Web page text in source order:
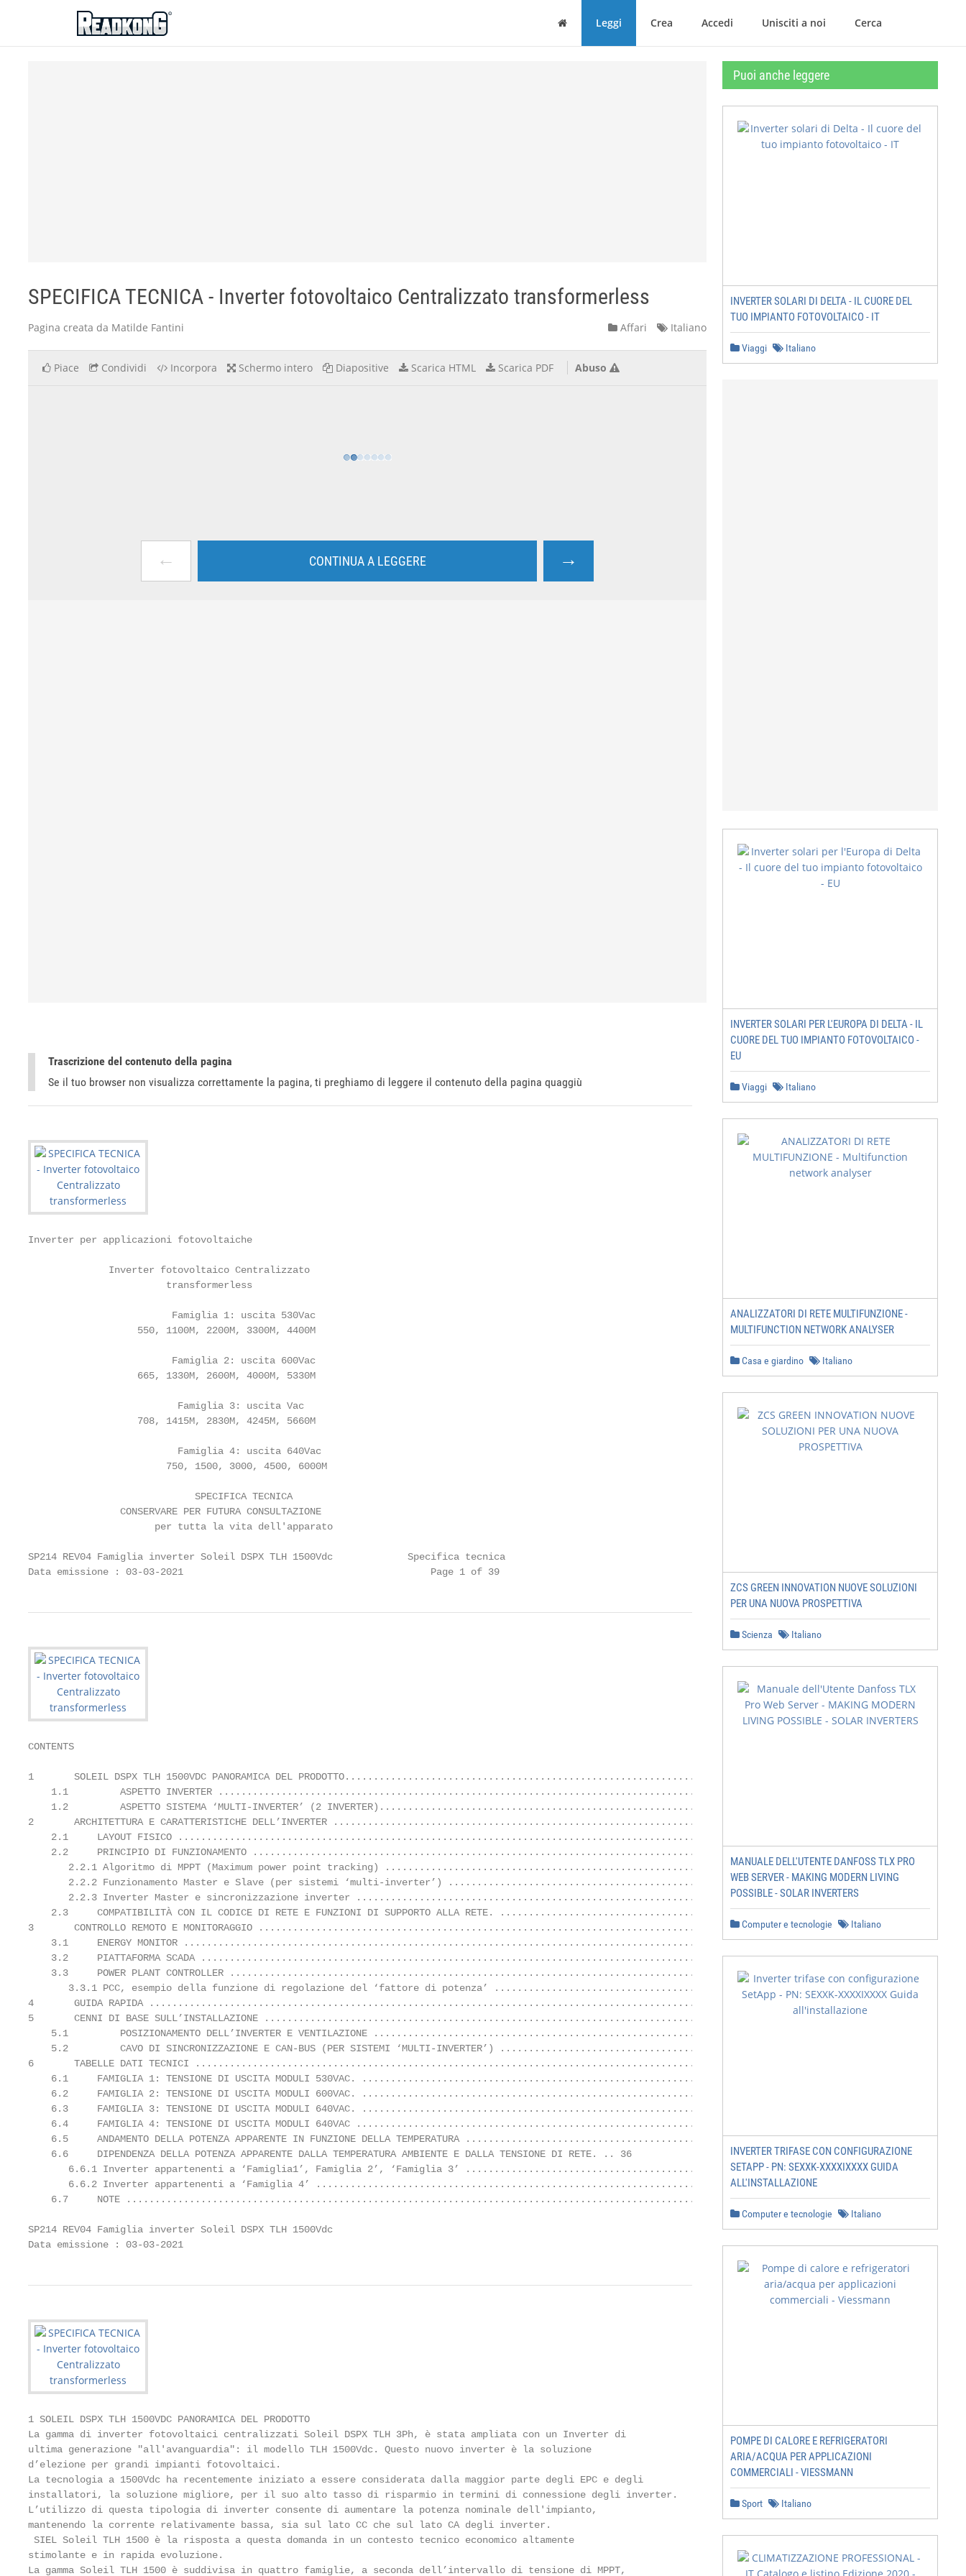
ReadkonG
Home Leggi Crea Accedi Unisciti a noi Cerca
SPECIFICA TECNICA - Inverter fotovoltaico Centralizzato transformerless
Pagina creata da Matilde Fantini Affari Italiano
Piace Condividi Incorpora Schermo intero Diapositive Scarica HTML Scarica PDF Abuso
← CONTINUA A LEGGERE →
Trascrizione del contenuto della pagina
Se il tuo browser non visualizza correttamente la pagina, ti preghiamo di leggere il contenuto della pagina quaggiù
Inverter per applicazioni fotovoltaiche
              Inverter fotovoltaico Centralizzato
                        transformerless
                         Famiglia 1: uscita 530Vac
                   550, 1100M, 2200M, 3300M, 4400M
                         Famiglia 2: uscita 600Vac
                   665, 1330M, 2600M, 4000M, 5330M
                          Famiglia 3: uscita Vac
                   708, 1415M, 2830M, 4245M, 5660M
                          Famiglia 4: uscita 640Vac
                        750, 1500, 3000, 4500, 6000M
                             SPECIFICA TECNICA
                CONSERVARE PER FUTURA CONSULTAZIONE
                      per tutta la vita dell'apparato
SP214 REV04 Famiglia inverter Soleil DSPX TLH 1500Vdc             Specifica tecnica
Data emissione : 03-03-2021                                           Page 1 of 39
CONTENTS
1       SOLEIL DSPX TLH 1500VDC PANORAMICA DEL PRODOTTO................................................................................. 3
1.1         ASPETTO INVERTER
1.2         ASPETTO SISTEMA ‘MULTI-INVERTER’ (2
2       ARCHITETTURA E CARATTERISTICHE DELL’INVERTER .......................................................................................... 6
2.1     LAYOUT FISICO
2.2     PRINCIPIO DI FUNZIONAMENTO
       2.2.1 Algoritmo di MPPT (Maximum power point tracking) ................................................................................ 10
       2.2.2 Funzionamento Master e Slave (per sistemi ‘multi-inverter’) ..................................................................... 10
       2.2.3 Inverter Master e sincronizzazione inverter ................................................................................................ 11
    2.3     COMPATIBILITÀ CON IL CODICE DI RETE E FUNZIONI DI SUPPORTO ALLA RETE. .................................................................... 12
3       CONTROLLO REMOTO E MONITORAGGIO ........................................................................................................ 14
3.1     ENERGY MONITOR
3.2     PIATTAFORMA SCADA
3.3     POWER PLANT CONTROLLER
       3.3.1 PCC, esempio della funzione di regolazione del ‘fattore di potenza’ .......................................................... 19
4       GUIDA RAPIDA
5       CENNI DI BASE SULL’INSTALLAZIONE ................................................................................................................ 23
5.1         POSIZIONAMENTO DELL’INVERTER E VENTILAZIONE .....................................................................................................
    5.2         CAVO DI SINCRONIZZAZIONE E CAN-BUS (PER SISTEMI ‘MULTI-INVERTER’) ...................................................................... 24
6       TABELLE DATI TECNICI ......................................................................................................................................
    6.1     FAMIGLIA 1: TENSIONE DI USCITA MODULI 530VAC. ................................................................................................... 26
    6.2     FAMIGLIA 2: TENSIONE DI USCITA MODULI 600VAC. ................................................................................................... 28
    6.3     FAMIGLIA 3: TENSIONE DI USCITA MODULI 640VAC. ................................................................................................... 29
    6.4     FAMIGLIA 4: TENSIONE DI USCITA MODULI 640VAC .................................................................................................... 32
    6.5     ANDAMENTO DELLA POTENZA APPARENTE IN FUNZIONE DELLA TEMPERATURA ................................................................. 34
    6.6     DIPENDENZA DELLA POTENZA APPARENTE DALLA TEMPERATURA AMBIENTE E DALLA TENSIONE DI RETE. .. 36
       6.6.1 Inverter appartenenti a ‘Famiglia1’, Famiglia 2’, ‘Famiglia 3’ .................................................................... 36
       6.6.2 Inverter appartenenti a ‘Famiglia 4’ ........................................................................................................... 37
6.7     NOTE
SP214 REV04 Famiglia inverter Soleil DSPX TLH 1500Vdc
Data emissione : 03-03-2021
1 SOLEIL DSPX TLH 1500VDC PANORAMICA DEL PRODOTTO
La gamma di inverter fotovoltaici centralizzati Soleil DSPX TLH 3Ph, è stata ampliata con un Inverter di
ultima generazione "all'avanguardia": il modello TLH 1500Vdc. Questo nuovo inverter è la soluzione
d’elezione per grandi impianti fotovoltaici.
La tecnologia a 1500Vdc ha recentemente iniziato a essere considerata dalla maggior parte degli EPC e degli
installatori, la soluzione migliore, per il suo alto tasso di risparmio in termini di connessione degli inverter.
L’utilizzo di questa tipologia di inverter consente di aumentare la potenza nominale dell'impianto,
mantenendo la corrente relativamente bassa, sia sul lato CC che sul lato CA degli inverter.
SIEL Soleil TLH 1500 è la risposta a questa domanda in un contesto tecnico economico altamente
stimolante e in rapida evoluzione.
La gamma Soleil TLH 1500 è suddivisa in quattro famiglie, a seconda dell’intervallo di tensione di MPPT,
Puoi anche leggere
INVERTER SOLARI DI DELTA - IL CUORE DEL
TUO IMPIANTO FOTOVOLTAICO - IT
Viaggi Italiano
INVERTER SOLARI PER L'EUROPA DI DELTA - IL
CUORE DEL TUO IMPIANTO FOTOVOLTAICO -
EU
Viaggi Italiano
ANALIZZATORI DI RETE MULTIFUNZIONE -
MULTIFUNCTION NETWORK ANALYSER
Casa e giardino Italiano
ZCS GREEN INNOVATION NUOVE SOLUZIONI
PER UNA NUOVA PROSPETTIVA
Scienza Italiano
MANUALE DELL'UTENTE DANFOSS TLX PRO
WEB SERVER - MAKING MODERN LIVING
POSSIBLE - SOLAR INVERTERS
Computer e tecnologie Italiano
INVERTER TRIFASE CON CONFIGURAZIONE
SETAPP - PN: SEXXK-XXXXIXXXX GUIDA
ALL'INSTALLAZIONE
Computer e tecnologie Italiano
POMPE DI CALORE E REFRIGERATORI
ARIA/ACQUA PER APPLICAZIONI
COMMERCIALI - VIESSMANN
Sport Italiano